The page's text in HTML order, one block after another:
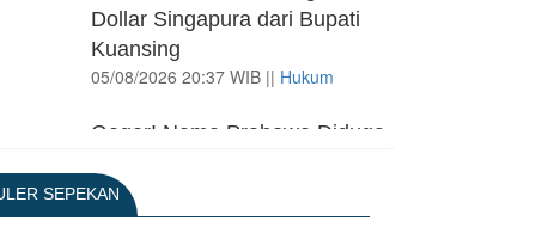
Dollar Singapura dari Bupati
Kuansing
05/08/2026 20:37 WIB || Hukum
Geger! Nama Prabowo Diduga
untuk Dapat Nobel Perdamaian
05/08/2026 17:25 WIB ||Kriminal
SEPEKAN